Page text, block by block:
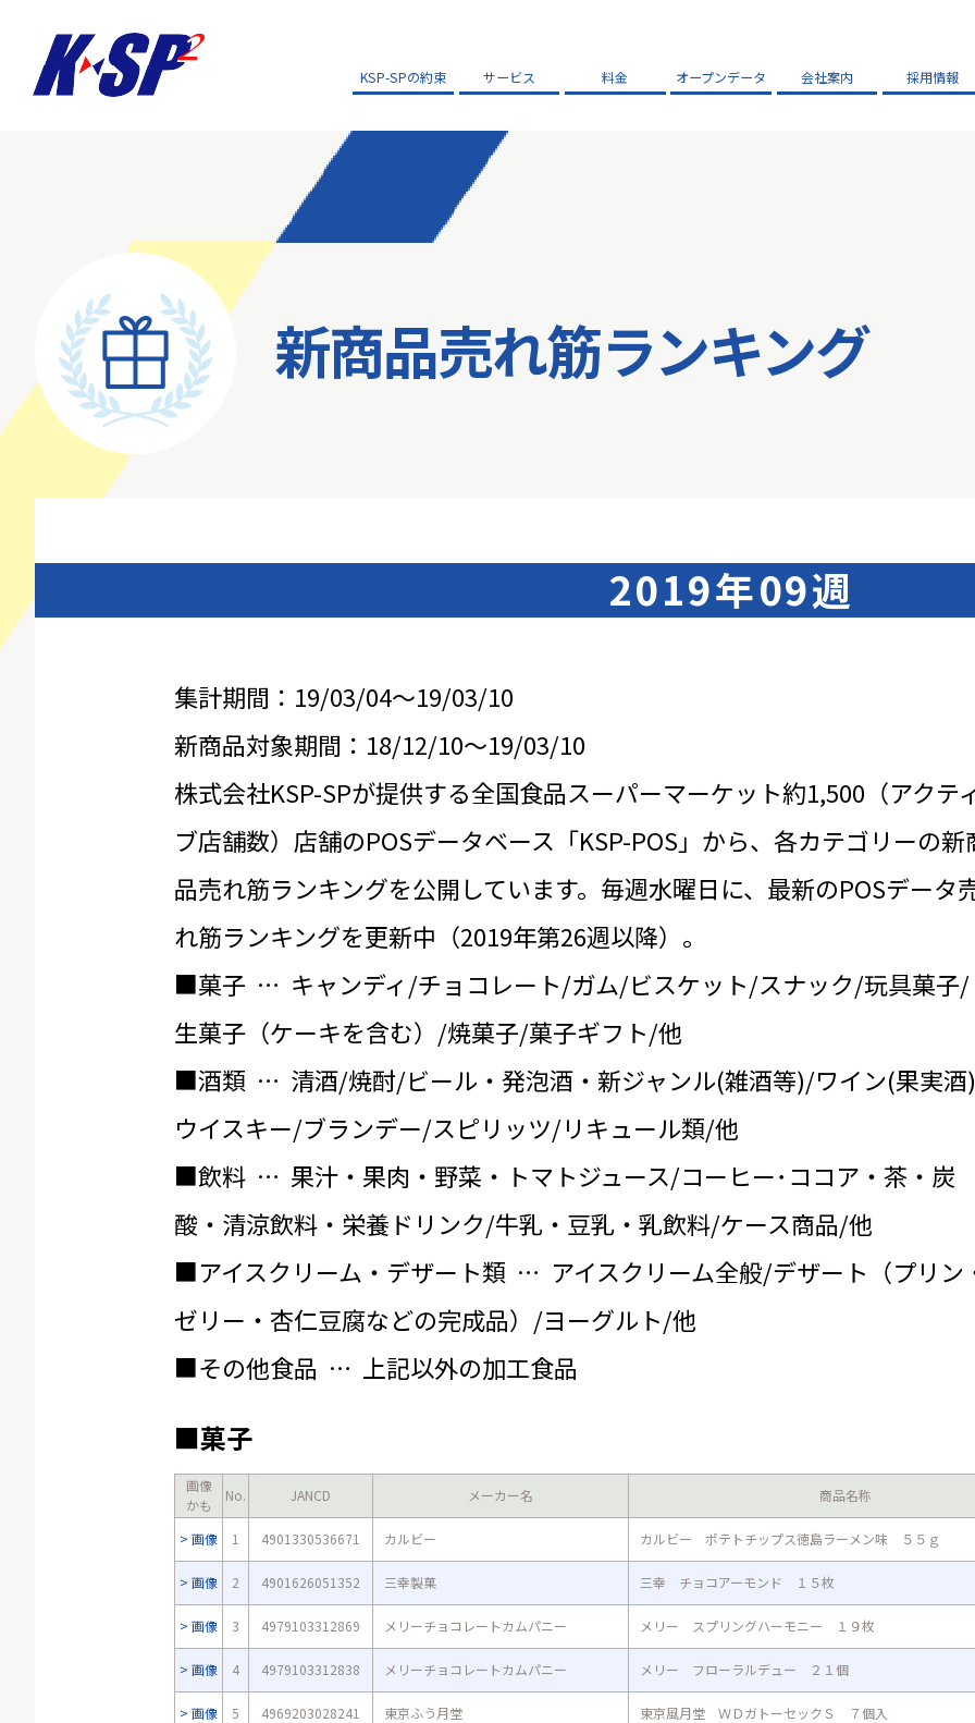
KSP-SPの約束 サービス 料金 オープンデータ 会社案内 採用情報
新商品売れ筋ランキング
2019年09週
集計期間：19/03/04～19/03/10
新商品対象期間：18/12/10～19/03/10
株式会社KSP-SPが提供する全国食品スーパーマーケット約1,500（アクテ
ブ店舗数）店舗のPOSデータベース「KSP-POS」から、各カテゴリーの新
品売れ筋ランキングを公開しています。毎週水曜日に、最新のPOSデータ
れ筋ランキングを更新中（2019年第26週以降）。
■菓子 … キャンディ/チョコレート/ガム/ビスケット/スナック/玩具菓子/
生菓子（ケーキを含む）/焼菓子/菓子ギフト/他
■酒類 … 清酒/焼酎/ビール・発泡酒・新ジャンル(雑酒等)/ワイン(果実
ウイスキー/ブランデー/スピリッツ/リキュール類/他
■飲料 … 果汁・果肉・野菜・トマトジュース/コーヒー･ココア・茶・炭
酸・清涼飲料・栄養ドリンク/牛乳・豆乳・乳飲料/ケース商品/他
■アイスクリーム・デザート類 … アイスクリーム全般/デザート（プリン
ゼリー・杏仁豆腐などの完成品）/ヨーグルト/他
■その他食品 … 上記以外の加工食品
■菓子
画像
かも
No. JANCD メーカー名 商品名称
画像 1 4901330536671 カルビー カルビー ポテトチップス徳島ラーメン味 ５５ｇ
画像 2 4901626051352 三幸製菓 三幸 チョコアーモンド １５枚
画像 3 4979103312869 メリーチョコレートカムパニー メリー スプリングハーモニー １９枚
画像 4 4979103312838 メリーチョコレートカムパニー メリー フローラルデュー ２１個
画像 5 4969203028241 東京ふう月堂 東京風月堂 ＷＤガトーセックＳ ７個入